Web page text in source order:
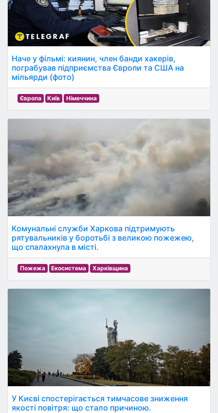
Наче у фільмі: киянин, член банди хакерів,
пограбував підприємства Європи та США на
мільярди (фото)
Європа Київ Німеччина
Комунальні служби Харкова підтримують
рятувальників у боротьбі з великою пожежею,
що спалахнула в місті.
Пожежа Екосистема Харківщина
У Києві спостерігається тимчасове зниження
якості повітря: що стало причиною.